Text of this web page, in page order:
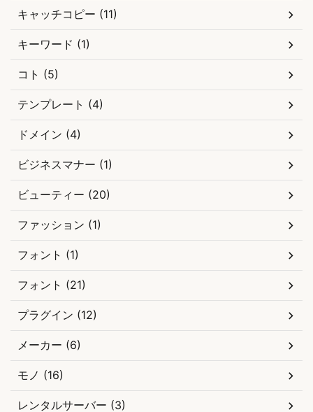
キャッチコピー (11)
キーワード (1)
コト (5)
テンプレート (4)
ドメイン (4)
ビジネスマナー (1)
ビューティー (20)
ファッション (1)
フォント (1)
フォント (21)
プラグイン (12)
メーカー (6)
モノ (16)
レンタルサーバー (3)